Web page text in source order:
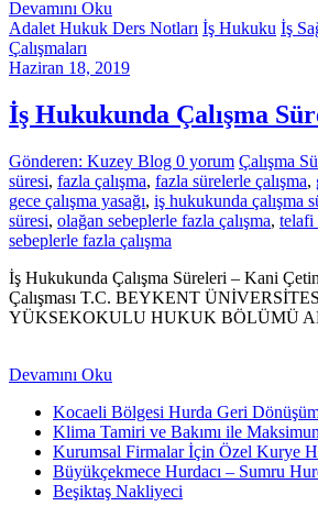
Devamını Oku
Adalet Hukuk Ders Notları İş Hukuku İş
Çalışmaları
Haziran 18, 2019
İş Hukukunda Çalışma
Gönderen: Kuzey Blog 0 yorum Çalışma
süresi, fazla çalışma, fazla sürelerle çalışma,
gece çalışma yasağı, iş hukukunda çalışma
süresi, olağan sebeplerle fazla çalışma, telafi
sebeplerle fazla çalışma
İş Hukukunda Çalışma Süreleri – Kani
Çalışması T.C. BEYKENT
YÜKSEKOKULU HUKUK BÖLÜMÜ
Devamını Oku
Kocaeli Bölgesi Hurda Geri
Klima Tamiri ve Bakımı ile
Kurumsal Firmalar İçin Özel Kurye
Büyükçekmece Hurdacı – Sumru
Beşiktaş Nakliyeci